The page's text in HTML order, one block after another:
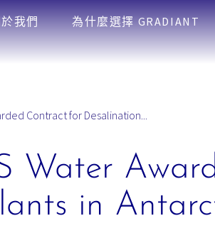
我們 為什麼選擇 GRADIANT
Contract for Desalination...
Water
in